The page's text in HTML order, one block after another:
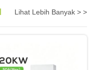
Lihat Lebih Banyak > >